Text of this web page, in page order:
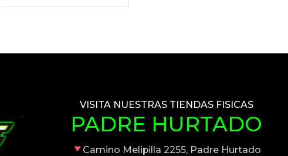
VISITA NUESTRAS TIENDAS FISICAS
PADRE HURTADO
Camino Melipilla 2255, Padre Hurtado